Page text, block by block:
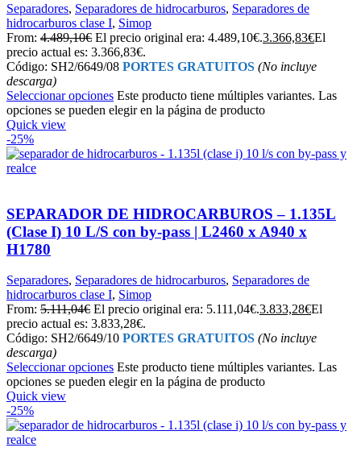
Separadores, Separadores de hidrocarburos, Separadores de
hidrocarburos clase I, Simop
From: 4.489,10€ El precio original era: 4.489,10€.3.366,83€El
precio actual es: 3.366,83€.
Código: SH2/6649/08 PORTES GRATUITOS (No incluye
descarga)
Seleccionar opciones Este producto tiene múltiples variantes. Las
opciones se pueden elegir en la página de producto
Quick view
-25%
SEPARADOR DE HIDROCARBUROS – 1.135L
(Clase I) 10 L/S con by-pass | L2460 x A940 x
H1780
Separadores, Separadores de hidrocarburos, Separadores de
hidrocarburos clase I, Simop
From: 5.111,04€ El precio original era: 5.111,04€.3.833,28€El
precio actual es: 3.833,28€.
Código: SH2/6649/10 PORTES GRATUITOS (No incluye
descarga)
Seleccionar opciones Este producto tiene múltiples variantes. Las
opciones se pueden elegir en la página de producto
Quick view
-25%